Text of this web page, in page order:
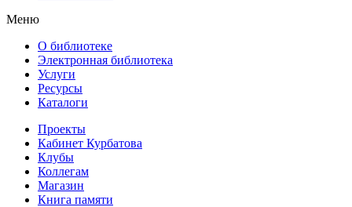
Меню
О библиотеке
Электронная библиотека
Услуги
Ресурсы
Каталоги
Проекты
Кабинет Курбатова
Клубы
Коллегам
Магазин
Книга памяти